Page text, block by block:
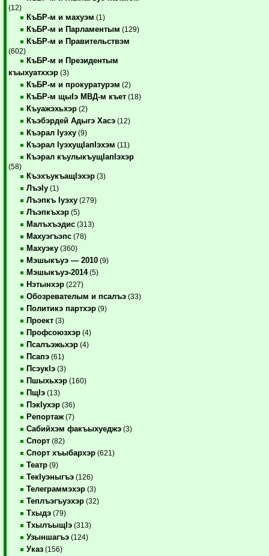
(12)
КъБР-м и махуэм (1)
КъБР-м и Парламентым (129)
КъБР-м и Правительствэм
(602)
КъБР-м и Президентым
къыхуатххэр (3)
КъБР-м и прокуратурэм (2)
КъБР-м щыIэ МВД-м къет (18)
Къуажэхьхэр (2)
Къэбэрдей Адыгэ Хасэ (12)
Къэрал Iуэху (9)
Къэрал IуэхущIапIэхэм (11)
Къэрал къулыкъущIапIэхэр
(58)
КъэхъукъащIэхэр (3)
ЛъэIу (1)
Лъэпкъ Iуэху (279)
Лъэпкъхэр (5)
Малъхъэдис (313)
Махуэгъэпс (78)
Махуэку (360)
Мэшыкъуэ — 2010 (9)
Мэшыкъуэ-2014(5)
Нэтынхэр (227)
Обозревателым и псалъэ (33)
Политикэ партхэр (9)
Проект (3)
Профсоюзхэр (4)
Псалъэжьхэр (4)
Псапэ (61)
ПсэукIэ (3)
Пшыхьхэр (160)
ПщIэ (13)
ПэкIухэр (36)
Репортаж (7)
Сабийхэм факъыхуеджэ (3)
Спорт (82)
Спорт хъыбархэр (621)
Театр (9)
ТекIуэныгъэ (126)
Телеграммэхэр (3)
Теплъэгъуэхэр (32)
Тхыдэ (79)
ТхылъыщIэ (313)
Узыншагъэ (124)
Указ (156)